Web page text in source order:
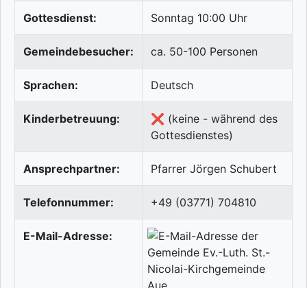
Gottesdienst: Sonntag 10:00 Uhr
Gemeindebesucher: ca. 50-100 Personen
Sprachen: Deutsch
Kinderbetreuung:
❌ (keine - während des
Gottesdienstes)
Ansprechpartner: Pfarrer Jörgen Schubert
Telefonnummer: +49 (03771) 704810
E-Mail-Adresse: